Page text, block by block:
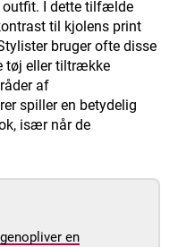
outfit. I dette tilfælde
til kjolens print
bruger ofte disse
tøj eller tiltrække
af
spiller en betydelig
især når de
en